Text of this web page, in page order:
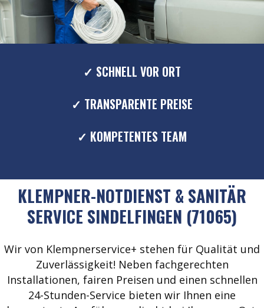
✓ SCHNELL VOR ORT
✓ TRANSPARENTE PREISE
✓ KOMPETENTES TEAM
KLEMPNER-NOTDIENST & SANITÄR
SERVICE SINDELFINGEN (71065)
Wir von Klempnerservice+ stehen für Qualität und
Zuverlässigkeit! Neben fachgerechten
Installationen, fairen Preisen und einen schnellen
24-Stunden-Service bieten wir Ihnen eine